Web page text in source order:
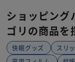
ショッピング
ゴリの商品を
快眠グッズ スリ